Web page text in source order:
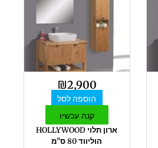
₪2,900
הוספה לסל
קנה עכשיו
ארון תלוי HOLLYWOOD
הוליווד 80 ס"מ